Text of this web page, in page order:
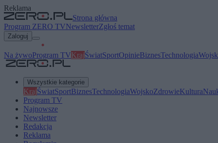
Reklama
Strona główna
Program ZERO TVNewsletterZgłoś temat
Zaloguj
Na żywoProgram TVKrajŚwiatSportOpinieBiznesTechnologia
Wszystkie kategorie
KrajŚwiatSportBiznesTechnologiaWojskoZdrowieKultura
Program TV
Najnowsze
Newsletter
Redakcja
Reklama